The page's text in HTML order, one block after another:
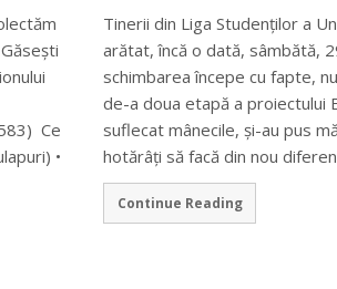
Ce
•
Tinerii din Liga Studenților a
arătat, încă o dată, sâmbătă,
schimbarea începe cu fapte,
de-a doua etapă a proiectului
suflecat mânecile, și-au pus
hotărâți să facă din nou
Continue Reading